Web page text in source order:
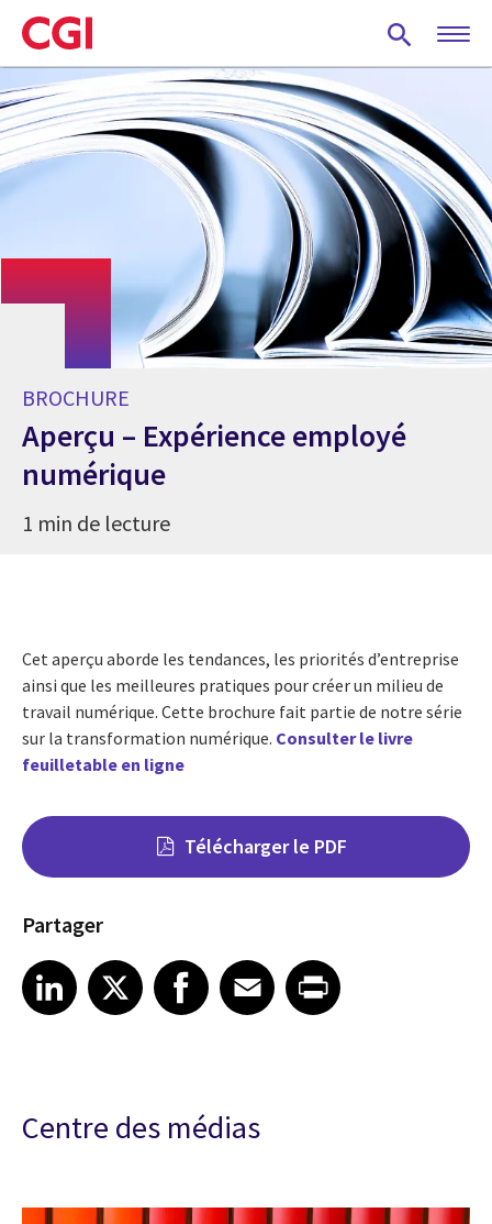
Skip
to
main
content
BROCHURE
Aperçu – Expérience employé
numérique
1 min de lecture
Cet aperçu aborde les tendances, les priorités d’entreprise
ainsi que les meilleures pratiques pour créer un milieu de
travail numérique. Cette brochure fait partie de notre série
sur la transformation numérique. Consulter le livre
feuilletable en ligne
Télécharger le PDF
Partager
Share on LinkedIn
LinkedIn
Share on X Share on FacebookFacebook
Share on EmailEmailShare on Print
Centre des médias